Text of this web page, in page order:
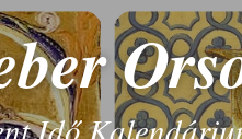
Idő